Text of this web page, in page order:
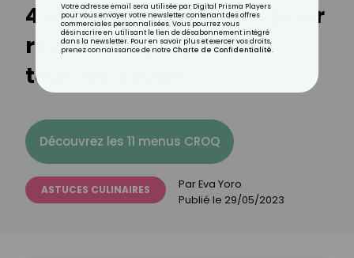
4 astuces imparables pour
réussir un gaspacho à
tous les coups
Découvrez les 11 menus CROQ
ASTUCES CULINAIRES ParEva Yoro
Publié le 29/05/2023
Votre adresse email sera utilisée par Digital Prisma Players
pour vous envoyer votre newsletter contenant des offres
commerciales personnalisées. Vous pourrez vous
désinscrire en utilisant le lien de désabonnement intégré
dans la newsletter. Pour en savoir plus et exercer vos droits,
prenez connaissance de notre Charte de Confidentialité.